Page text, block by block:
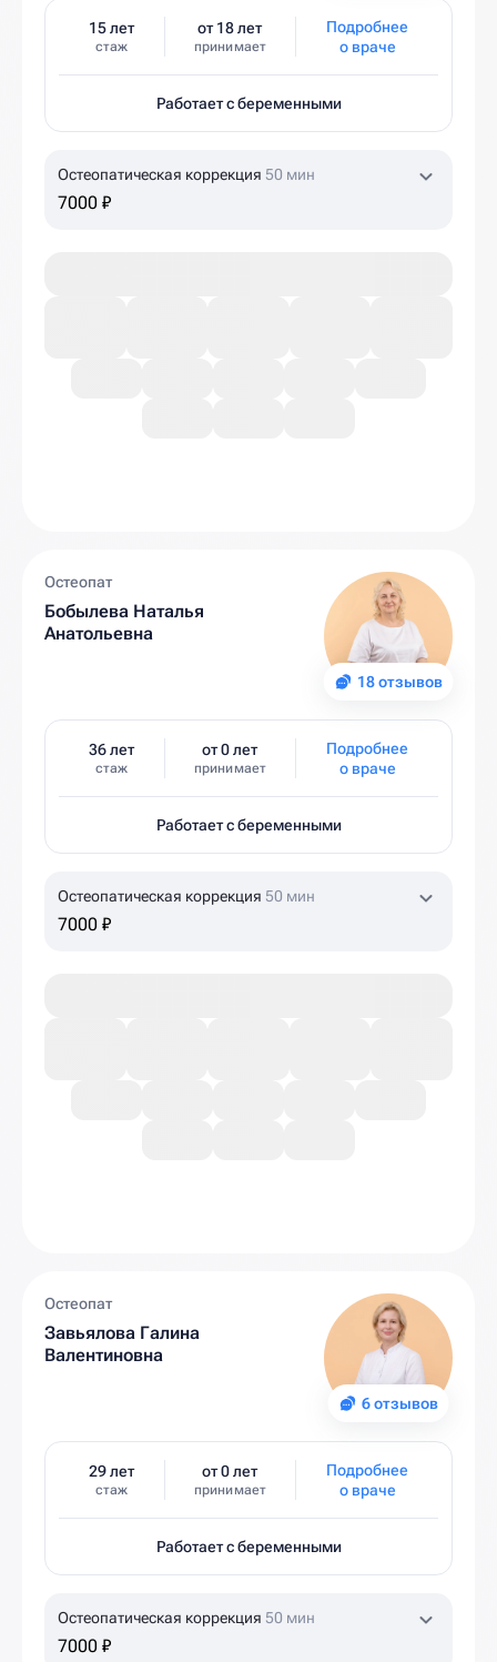
15 лет
стаж
от 18 лет
принимает
Подробнее
о враче
Работает с беременными
Остеопатическая коррекция 50 мин
7000 ₽
18 отзывов
Остеопат
Бобылева Наталья
Анатольевна
36 лет
стаж
от 0 лет
принимает
Подробнее
о враче
Работает с беременными
Остеопатическая коррекция 50 мин
7000 ₽
6 отзывов
Остеопат
Завьялова Галина
Валентиновна
29 лет
стаж
от 0 лет
принимает
Подробнее
о враче
Работает с беременными
Остеопатическая коррекция 50 мин
7000 ₽